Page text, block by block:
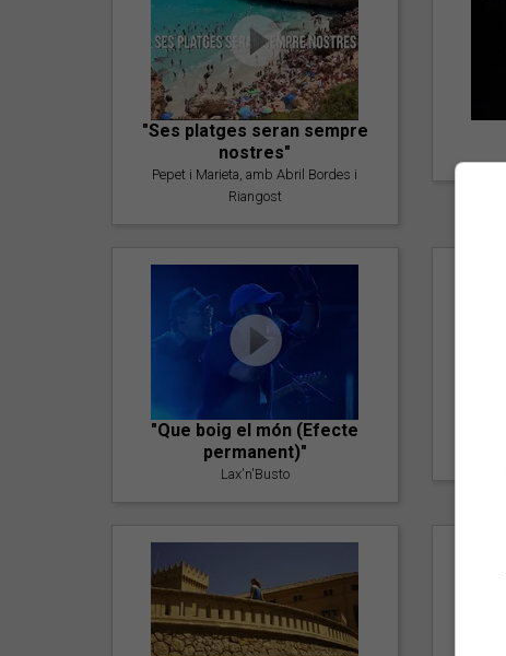
"Ses platges seran sempre
nostres"
Pepet i Marieta, amb Abril Bordes i
Riangost
"Que boig el món (Efecte
permanent)"
Lax'n'Busto